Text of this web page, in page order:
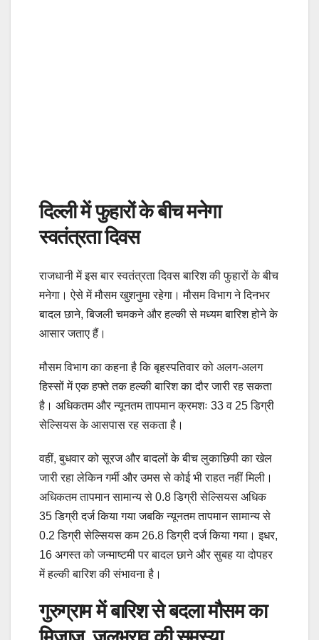
दिल्ली में फुहारों के बीच मनेगा
स्वतंत्रता दिवस
राजधानी में इस बार स्वतंत्रता दिवस बारिश की फुहारों के बीच
मनेगा। ऐसे में मौसम खुशनुमा रहेगा। मौसम विभाग ने दिनभर
बादल छाने, बिजली चमकने और हल्की से मध्यम बारिश होने के
आसार जताए हैं।
मौसम विभाग का कहना है कि बृहस्पतिवार को अलग-अलग
हिस्सों में एक हफ्ते तक हल्की बारिश का दौर जारी रह सकता
है। अधिकतम और न्यूनतम तापमान क्रमशः 33 व 25 डिग्री
सेल्सियस के आसपास रह सकता है।
वहीं, बुधवार को सूरज और बादलों के बीच लुकाछिपी का खेल
जारी रहा लेकिन गर्मी और उमस से कोई भी राहत नहीं मिली।
अधिकतम तापमान सामान्य से 0.8 डिग्री सेल्सियस अधिक
35 डिग्री दर्ज किया गया जबकि न्यूनतम तापमान सामान्य से
0.2 डिग्री सेल्सियस कम 26.8 डिग्री दर्ज किया गया। इधर,
16 अगस्त को जन्माष्टमी पर बादल छाने और सुबह या दोपहर
में हल्की बारिश की संभावना है।
गुरुग्राम में बारिश से बदला मौसम का